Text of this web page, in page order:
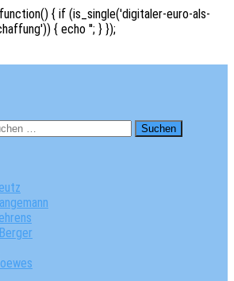
{ if (is_single('digitaler-euro-als-
{ echo ''; } });